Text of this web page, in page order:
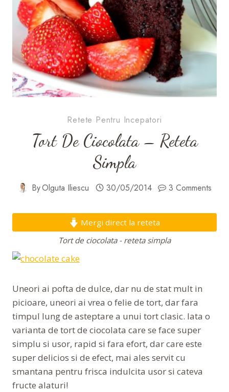
Retete Pentru Incepatori
Tort De Ciocolata – Reteta
Simpla
ByOlguta Iliescu 30/05/2014 3 Comments
Mergi direct la reteta
Tort de ciocolata - reteta simpla
Uneori ai pofta de dulce, dar nu de stat mult in
picioare, uneori ai vrea o felie de tort, dar fara
timpul lung de asteptare a unui tort clasic. Iata o
varianta de tort de ciocolata care se face super
simplu si usor, rapid si fara efort, dar care este
super delicios si de efect, mai ales servit cu
smantana pentru frisca indulcita usor si cateva
fructe alaturi!